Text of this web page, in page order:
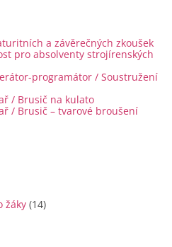
a závěrečných zkoušek
pro absolventy strojírenských
programátor / Soustružení
/ Brusič na kulato
/ Brusič – tvarové broušení
žáky (14)